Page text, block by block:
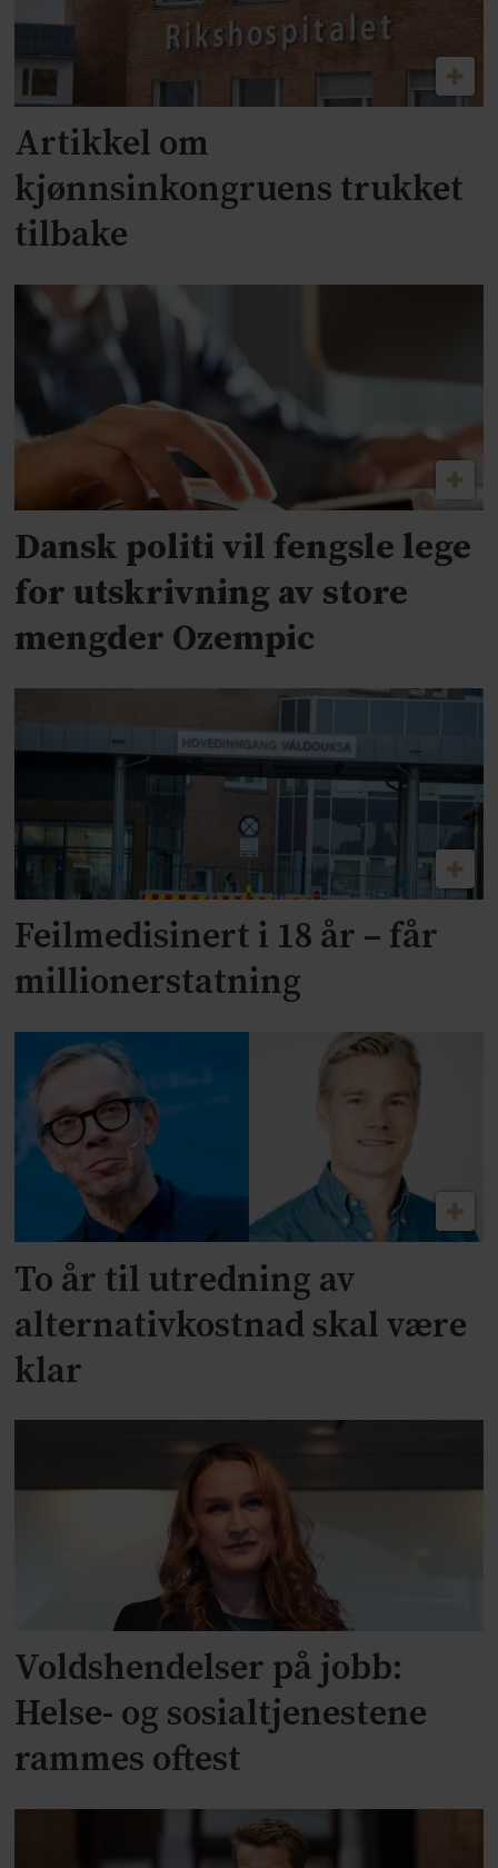
Artikkel om
kjønnsinkongruens trukket
tilbake
Dansk politi vil fengsle lege
for utskrivning av store
mengder Ozempic
Feilmedisinert i 18 år – får
millionerstatning
To år til utredning av
alternativkostnad skal være
klar
Voldshendelser på jobb:
Helse- og sosialtjenestene
rammes oftest